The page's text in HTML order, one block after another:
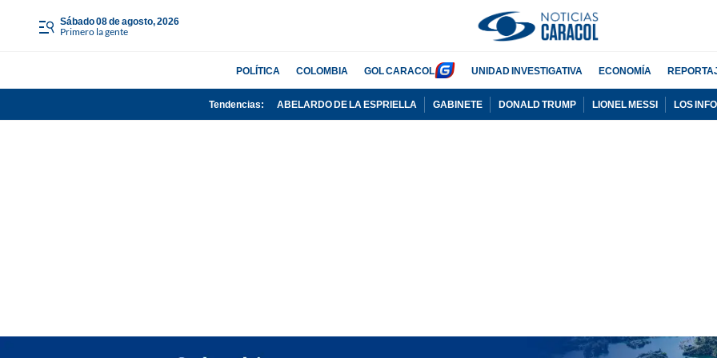
sábado 08 de agosto, 2026
Primero la gente
POLÍTICA COLOMBIA GOL CARACOL UNIDAD INVESTIGATIVA ECONOMÍA
Tendencias: ABELARDO DE LA ESPRIELLA GABINETE DONALD TRUMP LIONEL MESSI LOS